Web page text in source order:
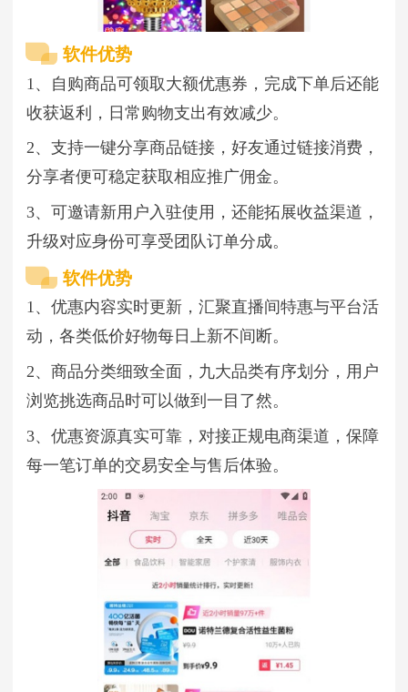
软件优势
1、自购商品可领取大额优惠券，完成下单后还能
收获返利，日常购物支出有效减少。
2、支持一键分享商品链接，好友通过链接消费，
分享者便可稳定获取相应推广佣金。
3、可邀请新用户入驻使用，还能拓展收益渠道，
升级对应身份可享受团队订单分成。
软件优势
1、优惠内容实时更新，汇聚直播间特惠与平台活
动，各类低价好物每日上新不间断。
2、商品分类细致全面，九大品类有序划分，用户
浏览挑选商品时可以做到一目了然。
3、优惠资源真实可靠，对接正规电商渠道，保障
每一笔订单的交易安全与售后体验。